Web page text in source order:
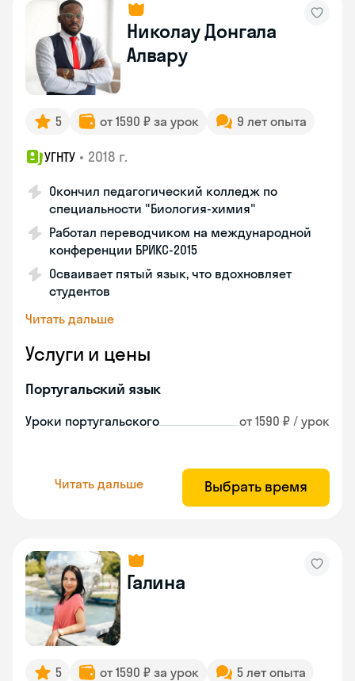
Николау Донгала
Алвару
5 от 1590 ₽ за урок 9 лет опыта
УГНТУ • 2018 г.
Окончил педагогический колледж по
специальности "Биология-химия"
Работал переводчиком на международной
конференции БРИКС-2015
Осваивает пятый язык, что вдохновляет
студентов
Читать дальше
Услуги и цены
Португальский язык
Уроки португальского от 1590 ₽ / урок
Читать дальше Выбрать время
Галина
5 от 1590 ₽ за урок 5 лет опыта